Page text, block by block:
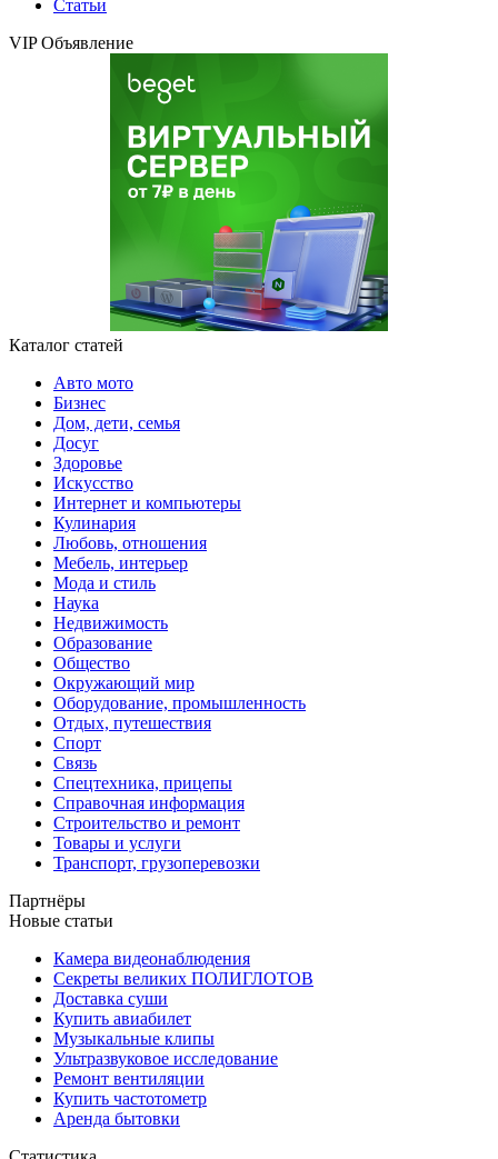
Статьи
VIP Объявление
Каталог статей
Авто мото
Бизнес
Дом, дети, семья
Досуг
Здоровье
Искусство
Интернет и компьютеры
Кулинария
Любовь, отношения
Мебель, интерьер
Мода и стиль
Наука
Недвижимость
Образование
Общество
Окружающий мир
Оборудование, промышленность
Отдых, путешествия
Спорт
Связь
Спецтехника, прицепы
Справочная информация
Строительство и ремонт
Товары и услуги
Транспорт, грузоперевозки
Партнёры
Новые статьи
Камера видеонаблюдения
Секреты великих ПОЛИГЛОТОВ
Доставка суши
Купить авиабилет
Музыкальные клипы
Ультразвуковое исследование
Ремонт вентиляции
Купить частотометр
Аренда бытовки